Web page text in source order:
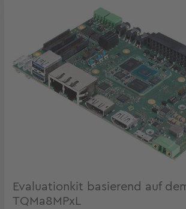
Evaluationkit basierend auf
TQMa8MPxL